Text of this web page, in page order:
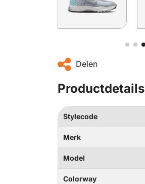
Delen
Productdetails
Stylecode
Merk
Model
Colorway